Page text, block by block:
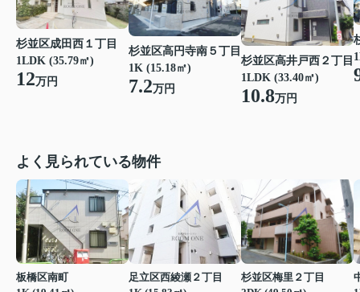
杉並区成田西１丁目
1LDK (35.79㎡)
12万円
杉並区高円寺南５丁目
1K (15.18㎡)
7.2万円
杉並区高井戸西２丁目
1LDK (33.40㎡)
10.8万円
よく見られている物件
板橋区南町
足立区西綾瀬２丁目
杉並区梅里２丁目